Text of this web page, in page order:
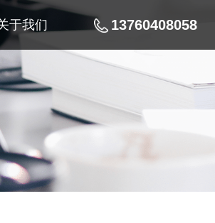
于我们 13760408058